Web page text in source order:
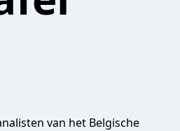
van het Belgische